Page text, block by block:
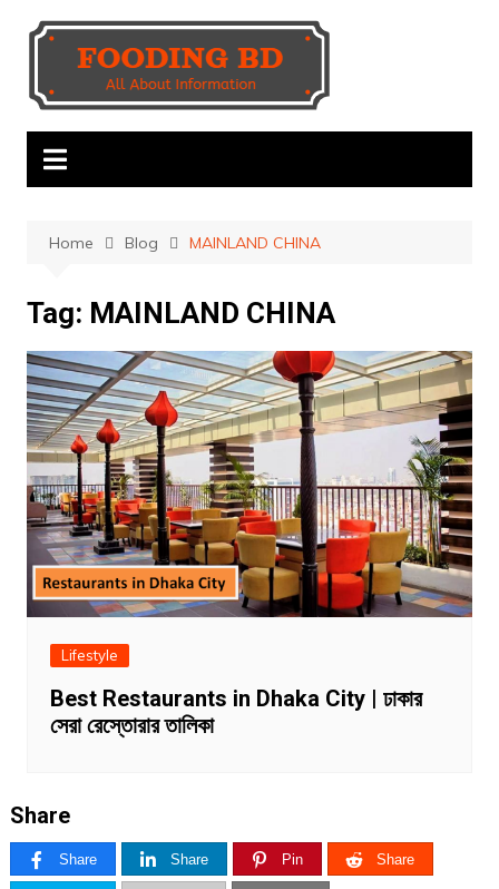
Home Blog MAINLAND CHINA
Tag: MAINLAND CHINA
Lifestyle
Best Restaurants in Dhaka City | ঢাকার
সেরা রেস্তোরার তালিকা
Share
Share Share Pin Share